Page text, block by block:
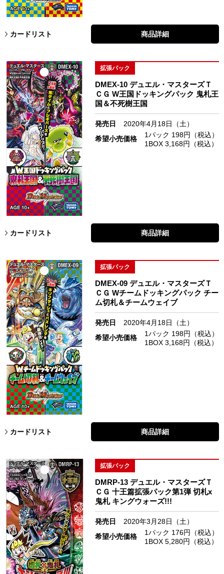
カードリスト 商品詳細
拡張パック
DMEX-10 デュエル・マスターズＴ
ＣＧ W王国ドッキングパック 鬼札王
国＆不死樹王国
発売日
2020年4月18日（土）
希望小売価格
1パック 198円（税込）
1BOX 3,168円（税込）
カードリスト 商品詳細
拡張パック
DMEX-09 デュエル・マスターズＴ
ＣＧ Wチームドッキングパック チー
ム切札＆チームウェイブ
発売日
2020年4月18日（土）
希望小売価格
1パック 198円（税込）
1BOX 3,168円（税込）
カードリスト 商品詳細
拡張パック
DMRP-13 デュエル・マスターズＴ
ＣＧ 十王篇拡張パック第1弾 切札x
鬼札 キングウォーズ!!!
発売日
2020年3月28日（土）
希望小売価格
1パック 176円（税込）
1BOX 5,280円（税込）